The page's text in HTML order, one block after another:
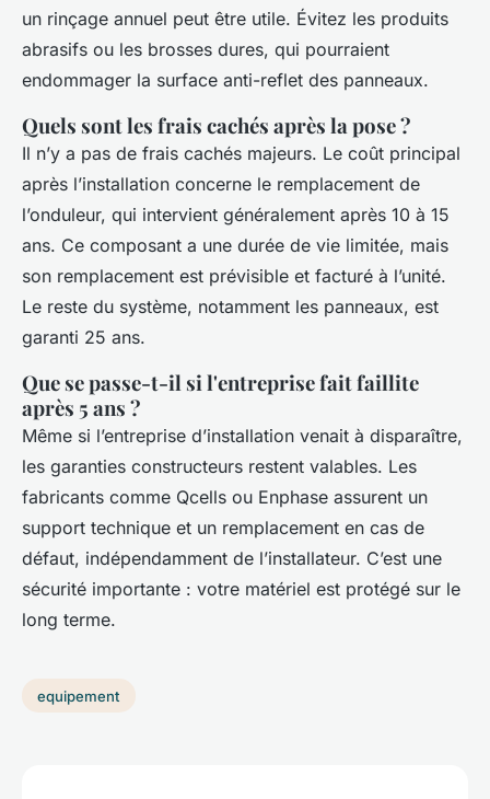
un rinçage annuel peut être utile. Évitez les produits
abrasifs ou les brosses dures, qui pourraient
endommager la surface anti-reflet des panneaux.
Quels sont les frais cachés après la pose ?
Il n’y a pas de frais cachés majeurs. Le coût principal
après l’installation concerne le remplacement de
l’onduleur, qui intervient généralement après 10 à 15
ans. Ce composant a une durée de vie limitée, mais
son remplacement est prévisible et facturé à l’unité.
Le reste du système, notamment les panneaux, est
garanti 25 ans.
Que se passe-t-il si l'entreprise fait faillite
après 5 ans ?
Même si l’entreprise d’installation venait à disparaître,
les garanties constructeurs restent valables. Les
fabricants comme Qcells ou Enphase assurent un
support technique et un remplacement en cas de
défaut, indépendamment de l’installateur. C’est une
sécurité importante : votre matériel est protégé sur le
long terme.
equipement